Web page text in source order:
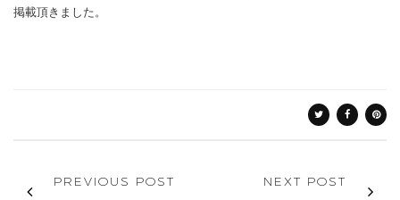
掲載頂きました。
PREVIOUS POST NEXT POST